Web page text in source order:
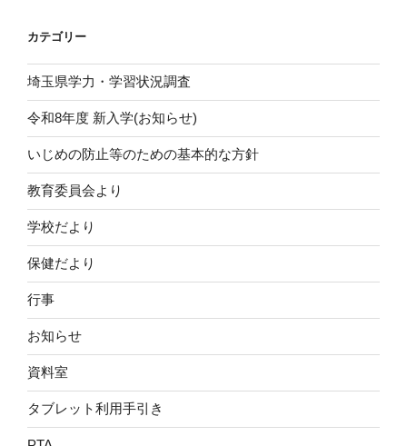
ー
シ
ョ
ン
カテゴリー
埼玉県学力・学習状況調査
令和8年度 新入学(お知らせ)
いじめの防止等のための基本的な方針
教育委員会より
学校だより
保健だより
行事
お知らせ
資料室
タブレット利用手引き